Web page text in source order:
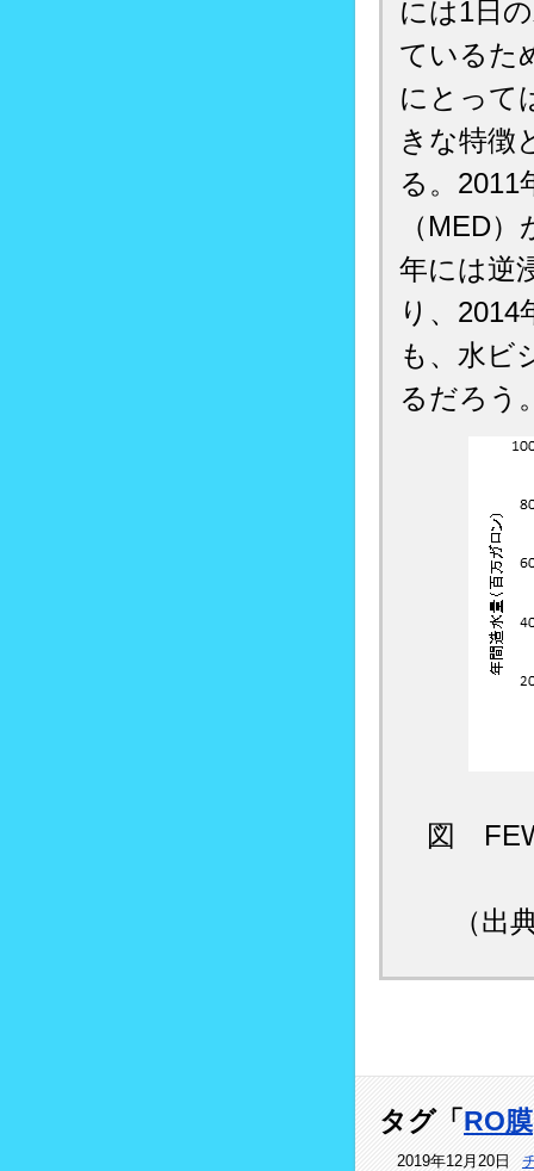
には1日
ているた
にとって
きな特徴
る。2011
（MED
年には逆
り、
も、水ビ
るだろう
図
（出
タグ「RO膜
2019年12月20日